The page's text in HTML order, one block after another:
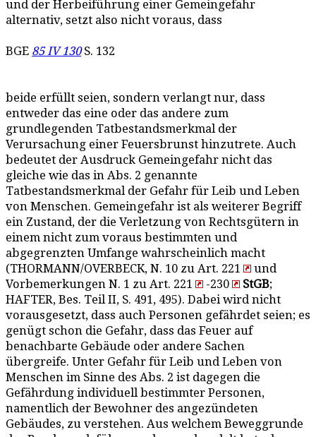
und der Herbeiführung einer Gemeingefahr
alternativ, setzt also nicht voraus, dass
BGE 85 IV 130S. 132
beide erfüllt seien, sondern verlangt nur, dass
entweder das eine oder das andere zum
grundlegenden Tatbestandsmerkmal der
Verursachung einer Feuersbrunst hinzutrete. Auch
bedeutet der Ausdruck Gemeingefahr nicht das
gleiche wie das in Abs. 2 genannte
Tatbestandsmerkmal der Gefahr für Leib und Leben
von Menschen. Gemeingefahr ist als weiterer Begriff
ein Zustand, der die Verletzung von Rechtsgütern in
einem nicht zum voraus bestimmten und
abgegrenzten Umfange wahrscheinlich macht
(THORMANN/OVERBECK, N. 10 zu Art. 221
und
Vorbemerkungen N. 1 zu Art. 221
-230 StGB;
HAFTER, Bes. Teil II, S. 491, 495). Dabei wird nicht
vorausgesetzt, dass auch Personen gefährdet seien; es
genügt schon die Gefahr, dass das Feuer auf
benachbarte Gebäude oder andere Sachen
übergreife. Unter Gefahr für Leib und Leben von
Menschen im Sinne des Abs. 2 ist dagegen die
Gefährdung individuell bestimmter Personen,
namentlich der Bewohner des angezündeten
Gebäudes, zu verstehen. Aus welchem Beweggrunde